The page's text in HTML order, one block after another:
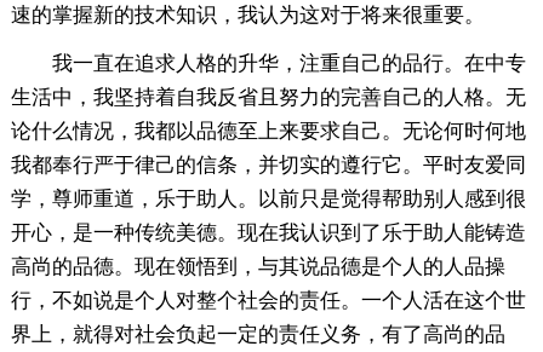
速的掌握新的技术知识，我认为这对于将来很重要。
我一直在追求人格的升华，注重自己的品行。在中专
生活中，我坚持着自我反省且努力的完善自己的人格。无
论什么情况，我都以品德至上来要求自己。无论何时何地
我都奉行严于律己的信条，并切实的遵行它。平时友爱同
学，尊师重道，乐于助人。以前只是觉得帮助别人感到很
开心，是一种传统美德。现在我认识到了乐于助人能铸造
高尚的品德。现在领悟到，与其说品德是个人的人品操
行，不如说是个人对整个社会的责任。一个人活在这个世
界上，就得对社会负起一定的责任义务，有了高尚的品